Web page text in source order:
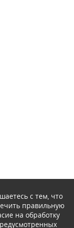
с тем, что
правильную
на обработку